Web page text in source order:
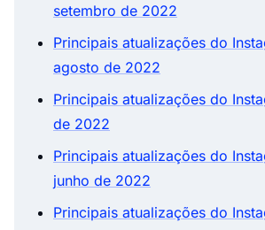
setembro de 2022
Principais atualizações do
agosto de 2022
Principais atualizações do
de 2022
Principais atualizações do
junho de 2022
Principais atualizações do